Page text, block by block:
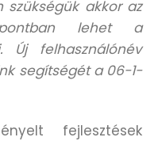
akkor az
lehet a
Új felhasználónév
segítségét a 06-1-
fejlesztések